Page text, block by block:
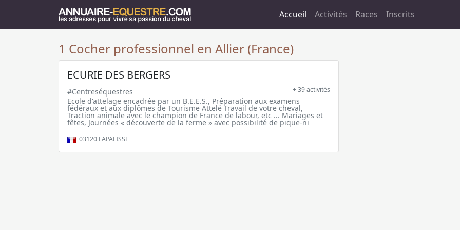
Accueil Activités Races Inscrits
1 Cocher professionnel en Allier (France)
ECURIE DES BERGERS
#Centreséquestres + 39 activités
Ecole d'attelage encadrée par un B.E.E.S., Préparation aux examens
fédéraux et aux diplômes de Tourisme Attelé Travail de votre cheval,
Traction animale avec le champion de France de labour, etc ... Mariages et
fêtes, Journées « découverte de la ferme » avec possibilité de pique-ni
03120 LAPALISSE